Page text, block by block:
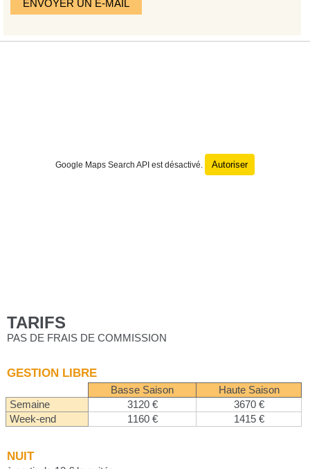
ENVOYER UN E-MAIL
Google Maps Search API est désactivé. Autoriser
TARIFS
PAS DE FRAIS DE COMMISSION
GESTION LIBRE
Basse Saison
Haute Saison
Semaine
3120 €
3670 €
Week-end
1160 € 1415 €
NUIT